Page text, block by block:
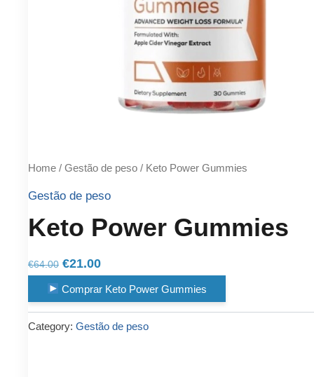
Home / Gestão de peso / Keto Power Gummies
Gestão de peso
Keto Power Gummies
€64.00 Original
price
was:
€64.00.
€21.00Current
price
is:
€21.00.
Comprar Keto Power Gummies
Category: Gestão de peso